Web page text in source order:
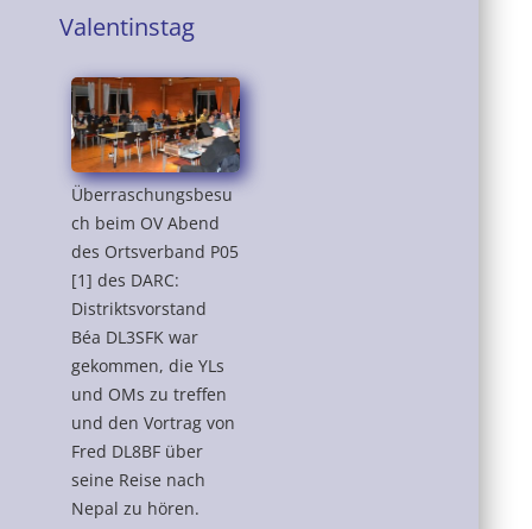
Valentinstag
Überraschungsbesu
ch beim OV Abend
des Ortsverband P05
[1] des DARC:
Distriktsvorstand
Béa DL3SFK war
gekommen, die YLs
und OMs zu treffen
und den Vortrag von
Fred DL8BF über
seine Reise nach
Nepal zu hören.